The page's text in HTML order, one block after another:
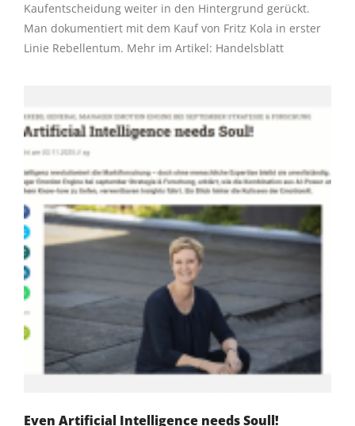
Kaufentscheidung weiter in den Hintergrund gerückt.
Man dokumentiert mit dem Kauf von Fritz Kola in erster
Linie Rebellentum. Mehr im Artikel: Handelsblatt
Even Artificial Intelligence needs Soull!